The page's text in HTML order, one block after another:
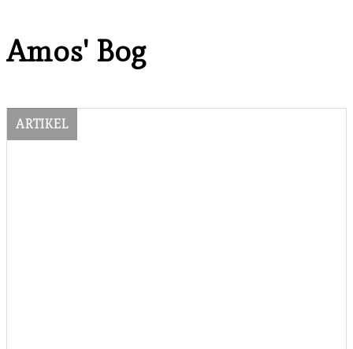
Amos' Bog
ARTIKEL